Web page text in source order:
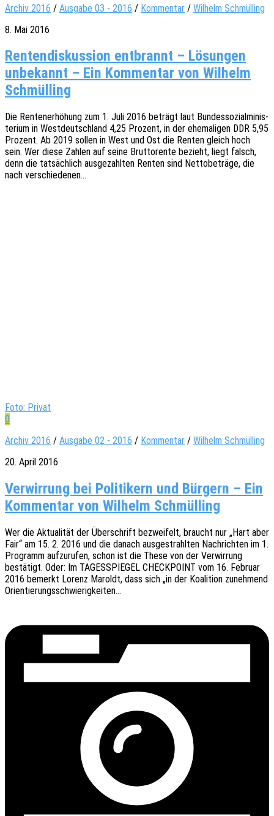
Archiv 2016 / Ausgabe 03 - 2016 / Kommentar / Wilhelm Schmülling
8. Mai 2016
Ren­ten­dis­kus­sion ent­brannt – Lösun­gen
unbe­kannt – Ein Kom­men­tar von Wil­helm
Schmülling
Die Renten­er­hö­hung zum 1. Juli 2016 beträgt laut Bundes­so­zi­al­mi­nis­
te­ri­um in West­deutsch­land 4,25 Prozent, in der ehema­li­gen DDR 5,95
Prozent. Ab 2019 sollen in West und Ost die Renten gleich hoch
sein. Wer diese Zahlen auf seine Brut­to­ren­te bezieht, liegt falsch,
denn die tatsäch­lich ausge­zahl­ten Renten sind Netto­be­trä­ge, die
nach verschiedenen…
Foto: Privat
0
Archiv 2016 / Ausgabe 02 - 2016 / Kommentar / Wilhelm Schmülling
20. April 2016
Ver­wir­rung bei Poli­ti­kern und Bür­gern – Ein
Kom­men­tar von Wil­helm Schmülling
Wer die Aktua­li­tät der Über­schrift bezwei­felt, braucht nur „Hart aber
Fair“ am 15. 2. 2016 und die danach ausge­strahl­ten Nach­rich­ten im 1.
Programm aufzu­ru­fen, schon ist die These von der Verwir­rung
bestä­tigt. Oder: Im TAGESSPIEGEL CHECKPOINT vom 16. Febru­ar
2016 bemerkt Lorenz Maroldt, dass sich „in der Koali­ti­on zuneh­mend
Orientierungsschwierigkeiten…